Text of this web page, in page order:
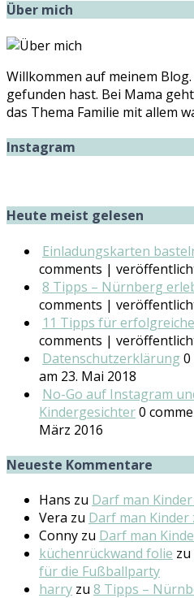
Über mich
Willkommen auf meinem
gefunden hast. Bei Mama
das Thema Familie mit allem
Instagram
Heute meist gelesen
Einladungskarten
comments |
8 Tipps – Nürnberg
comments |
11 Tipps für
comments |
Datenschutzerklärung 0
am 23. Mai 2018
No-Go auf Instagram
Kindergesichter0
März 2016
Neueste Kommentare
Hans zu Darf man
Vera zu Darf man Kinder
Conny zu Darf man
küchenrückwand folie zu
für die Fußballparty
harry zu 8 Tipps –